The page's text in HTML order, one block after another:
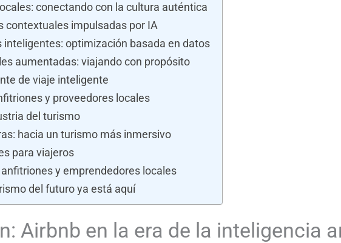
conectando con la cultura auténtica
contextuales impulsadas por IA
inteligentes: optimización basada en datos
aumentadas: viajando con propósito
de viaje inteligente
y proveedores locales
del turismo
hacia un turismo más inmersivo
para viajeros
y emprendedores locales
del futuro ya está aquí
Airbnb en la era de la inteligencia